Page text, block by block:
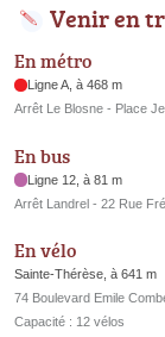
Venir en
En métro
Ligne A, à 468 m
Arrêt Le Blosne - Place
En bus
Ligne 12, à 81 m
Arrêt Landrel - 22 Rue
En vélo
Sainte-Thérèse, à 641 m
74 Boulevard Emile
Capacité : 12 vélos